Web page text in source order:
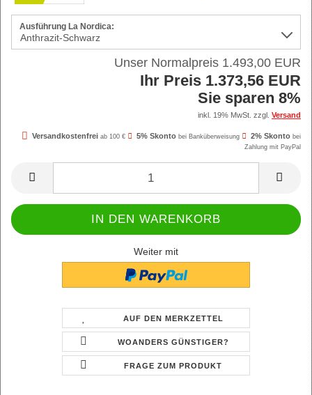
Ausführung La Nordica:
Unser Normalpreis 1.493,00 EUR
Ihr Preis 1.373,56 EUR
Sie sparen 8%
inkl. 19% MwSt. zzgl. Versand
Versandkostenfrei ab 100 € 5% Skonto bei Banküberweisung 2% Skonto bei
Zahlung mit PayPal
Weiter mit
AUF DEN MERKZETTEL
WOANDERS GÜNSTIGER?
FRAGE ZUM PRODUKT